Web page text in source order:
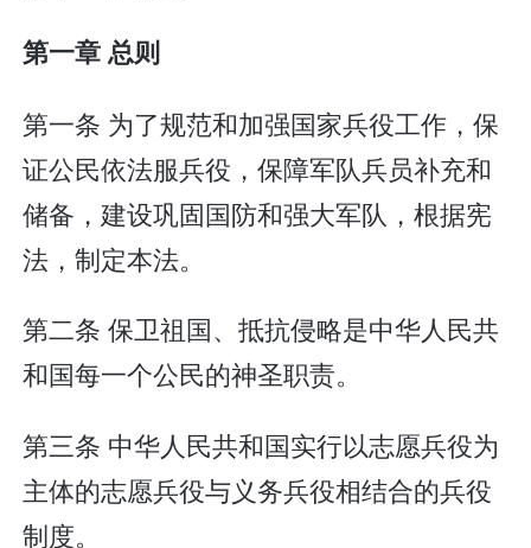
第一章 总则
第一条 为了规范和加强国家兵役工作，保
证公民依法服兵役，保障军队兵员补充和
储备，建设巩固国防和强大军队，根据宪
法，制定本法。
第二条 保卫祖国、抵抗侵略是中华人民共
和国每一个公民的神圣职责。
第三条 中华人民共和国实行以志愿兵役为
主体的志愿兵役与义务兵役相结合的兵役
制度。